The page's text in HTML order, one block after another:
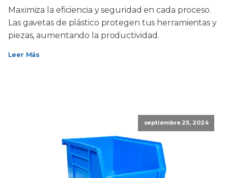
Maximiza la eficiencia y seguridad en cada proceso.
Las gavetas de plástico protegen tus herramientas y
piezas, aumentando la productividad.
Leer Más
septiembre 25, 2024